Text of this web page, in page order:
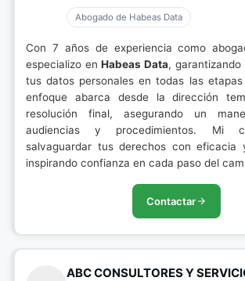
Abogado de Habeas Data
Con 7 años de experiencia como
especializo enHabeas Data,
tus datos personales en todas las
enfoque abarca desde la dirección
resolución final, asegurando un
audiencias y procedimientos. Mi
salvaguardar tus derechos con eficacia
inspirando confianza en cada paso del
Contactar
ABC CONSULTORES Y